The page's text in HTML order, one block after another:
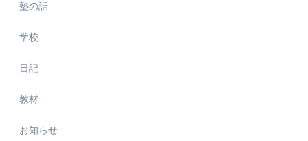
塾の話
学校
日記
教材
お知らせ